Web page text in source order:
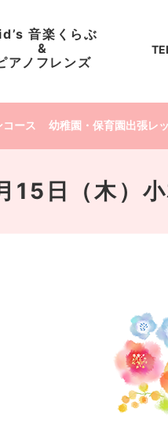
音楽くらぶ
&
アノフレンズ
ース 幼稚園・保育園出張レ
日（木）小